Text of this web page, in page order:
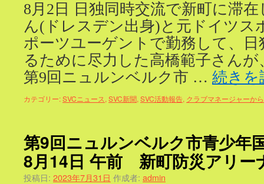
8月2日 日独同時交流で新町に滞
ん(ドレスデン出身)と元ドイツス
ポーツユーゲントで勤務して、日
るために尽力した高橋範子さん
第9回ニュルンベルク市 … 続き
カテゴリー:SVCニュース, SVC新聞, SVC活動報告, クラブマネージャーから
第9回ニュルンベルク市青少
8月14日 午前 新町防災アリ
投稿日: 2023年7月31日 作成者: admin